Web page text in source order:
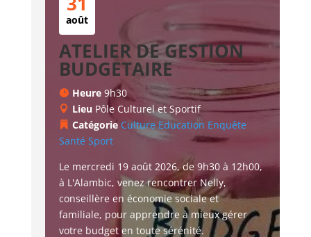
août
ATELIER DE GESTION
BUDGETAIRE
Heure 9h30
Lieu Pôle Culturel et Sportif
Catégorie Culture Education Enquête
Santé Sport
Le mercredi 19 août 2026, de 9h30 à 12h00,
à L'Alambic, venez rencontrer Nelly,
conseillère en économie sociale et
familiale, pour apprendre à mieux gérer
votre budget en toute sérénité.